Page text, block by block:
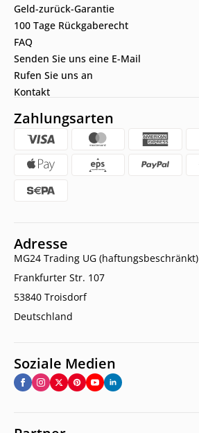
Geld-zurück-Garantie
100 Tage Rückgaberecht
FAQ
Senden Sie uns eine E-Mail
Rufen Sie uns an
Kontakt
Zahlungsarten
Adresse
MG24 Trading UG (haftungsbeschränkt)
Frankfurter Str. 107
53840 Troisdorf
Deutschland
Soziale Medien